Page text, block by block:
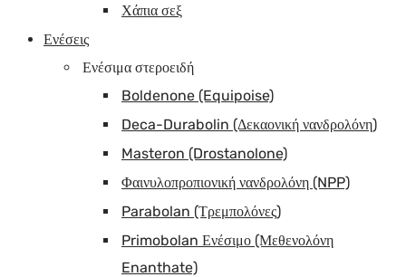
Χάπια σεξ
Ενέσεις
Ενέσιμα στεροειδή
Boldenone (Equipoise)
Deca-Durabolin (Δεκαονική νανδρολόνη)
Masteron (Drostanolone)
Φαινυλοπροπιονική νανδρολόνη (NPP)
Parabolan (Τρεμπολόνες)
Primobolan Ενέσιμο (Μεθενολόνη
Enanthate)